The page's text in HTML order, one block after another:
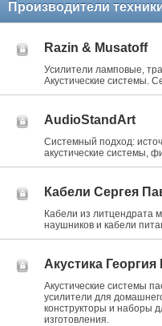
Производители
Razin & Musatoff
Усилители ламповые,
Акустические системы.
AudioStandArt
Системный подход:
акустические системы,
Кабели Сергея
Кабели из литцендрата
наушников и кабели
Акустика
Акустические системы
усилители для
конструкторы и наборы
изготовления.